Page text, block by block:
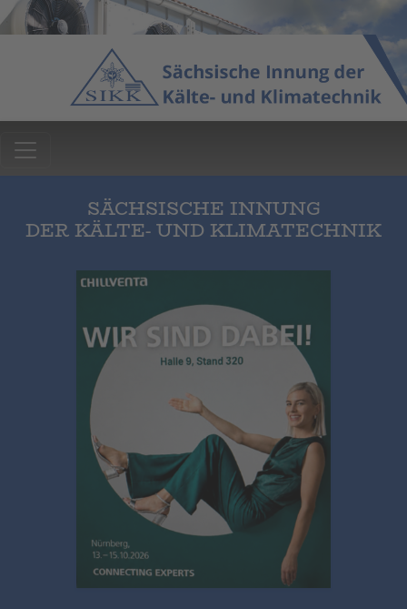
SÄCHSISCHE INNUNG
DER KÄLTE- UND KLIMATECHNIK